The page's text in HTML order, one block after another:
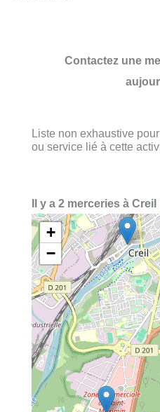
Contactez une
Liste non exhaustive
ou service lié à cette
Il y a 2 merceries à Creil
+
−